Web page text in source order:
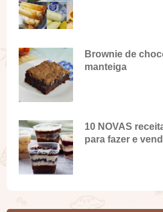
Brownie de
manteiga
10 NOVAS
para fazer e